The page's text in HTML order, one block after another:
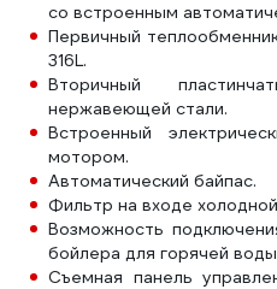
со встроенным
Первичный
316L.
Вторичный
нержавеющей стали.
Встроенный
мотором.
Автоматический байпас.
Фильтр на входе
Возможность
бойлера для горячей
Съемная панель